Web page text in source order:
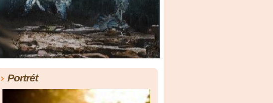
Portrét